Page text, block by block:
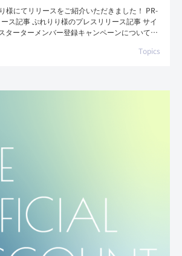
様にてリリースをご紹介いただきました！ PR-
ス記事 ぷれりり様のプレスリリース記事 サイ
ターターメンバー登録キャンペーンについてご
Topics